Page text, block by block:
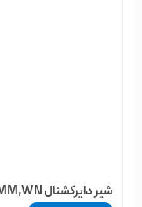
شیر دایرکشنال WMM,WN